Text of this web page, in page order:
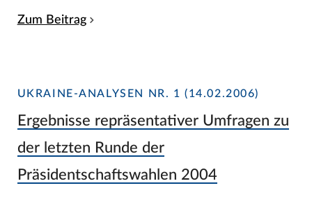
Zum Beitrag
UKRAINE-ANALYSEN NR. 1 (14.02.2006)
Ergebnisse repräsentativer Umfragen zu
der letzten Runde der
Präsidentschaftswahlen 2004